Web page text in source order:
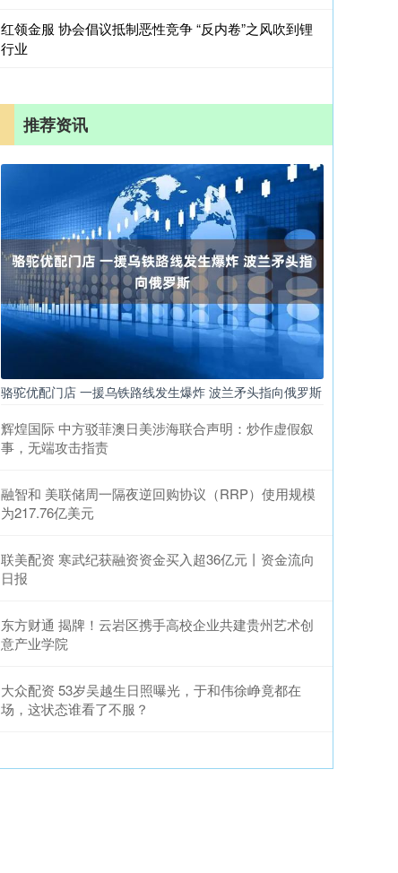
红领金服 协会倡议抵制恶性竞争 “反内卷”之风吹到锂
行业
推荐资讯
骆驼优配门店 一援乌铁路线发生爆炸 波兰矛头指向俄罗斯
辉煌国际 中方驳菲澳日美涉海联合声明：炒作虚假叙
事，无端攻击指责
融智和 美联储周一隔夜逆回购协议（RRP）使用规模
为217.76亿美元
联美配资 寒武纪获融资资金买入超36亿元丨资金流向
日报
东方财通 揭牌！云岩区携手高校企业共建贵州艺术创
意产业学院
大众配资 53岁吴越生日照曝光，于和伟徐峥竟都在
场，这状态谁看了不服？